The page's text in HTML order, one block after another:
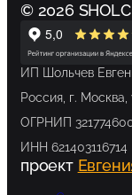
© 2026
ИП Шольчев
Россия, г. Москва,
ОГРНИП
ИНН 621403116714
проект